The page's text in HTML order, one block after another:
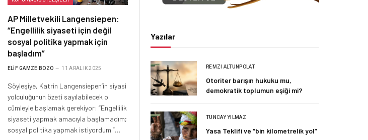
AP Milletvekili Langensiepen:
“Engellilik siyaseti için değil
sosyal politika yapmak için
başladım”
ELIF GAMZE BOZO 11 ARALIK 2025
Söyleşiye, Katrin Langensiepen’in siyasi
yolculuğunun özeti sayılabilecek o
cümleyle başlamak gerekiyor: “Engellilik
siyaseti yapmak amacıyla başlamadım;
sosyal politika yapmak istiyordum.”…
Yazılar
REMZI ALTUNPOLAT
Otoriter barışın hukuku mu,
demokratik toplumun eşiği mi?
TUNCAY YILMAZ
Yasa Teklifi ve “bin kilometrelik yol”